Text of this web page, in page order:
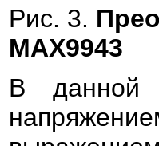
Рис. 3.
MAX9943
В